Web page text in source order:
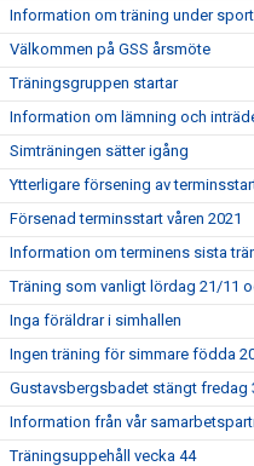
Information om träning under
Välkommen på GSS årsmöte
Träningsgruppen startar
Information om lämning och
Simträningen sätter igång
Ytterligare försening av
Försenad terminsstart våren 2021
Information om terminens sista
Träning som vanligt lördag 21/11
Inga föräldrar i simhallen
Ingen träning för simmare födda
Gustavsbergsbadet stängt fredag
Information från vår
Träningsuppehåll vecka 44